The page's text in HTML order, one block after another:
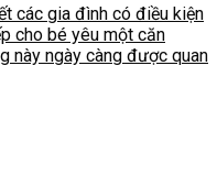
các gia đình có điều kiện
cho bé yêu một căn
này ngày càng được quan